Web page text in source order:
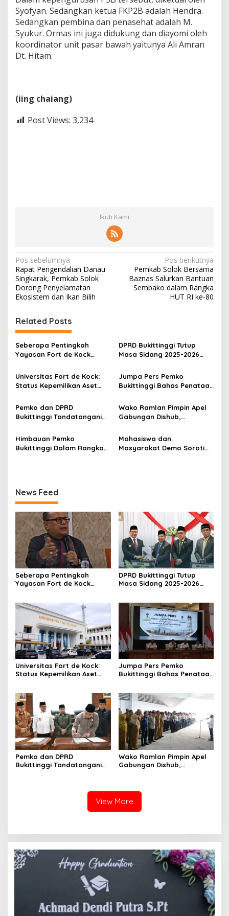
Syofyan. Sedangkan ketua FKP2B adalah Hendra.
Sedangkan pembina dan penasehat adalah M.
Syukur. Ormas ini juga didukung dan diayomi oleh
koordinator unit pasar bawah yaitunya Ali Amran
Dt. Hitam.
(iing chaiang)
Post Views: 3,234
Ikuti Kami
N
a
v
i
g
a
s
i
p
o
s
Pos sebelumnya
Rapat Pengendalian Danau
Singkarak, Pemkab Solok
Dorong Penyelamatan
Ekosistem dan Ikan Bilih
Pos berikutnya
Pemkab Solok Bersama
Baznas Salurkan Bantuan
Sembako dalam Rangka
HUT RI ke-80
Related Posts
Seberapa Pentingkah
Yayasan Fort de Kock
Perekonomian Masyarakat
Jam Gadang?
DPRD Bukittinggi Tutup
Masa Sidang 2025-2026
2026-2027, Wako Ramlan
Beri Apresiasi
Universitas Fort de Kock:
Status Kepemilikan Aset
Milik Yayasan Berdasarkan
Putusan Mahkamah Agung
Nomor 2108/K/Pdt/2022
Jumpa Pers Pemko
Bukittinggi Bahas Penataan
Kampus UFDK
Pemko dan DPRD
Bukittinggi Tandatangani
Perubahan KUA-PPAS APBD
2026
Wako Ramlan Pimpin Apel
Gabungan Dishub,
Persiapan Angkutan Gratis
Pelajar
Himbauan Pemko
Bukittinggi Dalam Rangka
Mahasiswa dan
Masyarakat Demo Soroti
News Feed
Seberapa Pentingkah
Yayasan Fort de Kock
Jam Gadang?
DPRD Bukittinggi Tutup
Masa Sidang 2025-2026
Beri Apresiasi
Universitas Fort de Kock:
Status Kepemilikan Aset
Putusan Mahkamah Agung
Nomor 2108/K/Pdt/2022
Jumpa Pers Pemko
Bukittinggi Bahas Penataan
Pemko dan DPRD
Bukittinggi Tandatangani
Wako Ramlan Pimpin Apel
Gabungan Dishub,
View More